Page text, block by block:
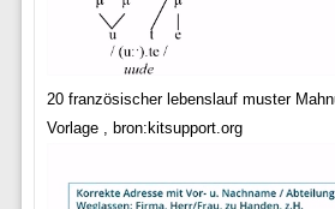
20 französischer lebenslauf muster
Vorlage , bron:kitsupport.org